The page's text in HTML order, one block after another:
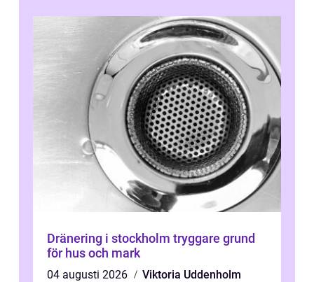
Dränering i stockholm tryggare grund
för hus och mark
04 augusti 2026
Viktoria Uddenholm